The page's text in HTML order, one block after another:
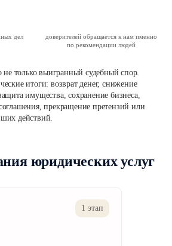
дел доверителей обращается к намименно
по рекомендации людей
не только выигранный судебный спор.
итоги: возврат денег, снижение
имущества, сохранение бизнеса,
прекращение претензий или
действий.
юридических услуг
1 этап